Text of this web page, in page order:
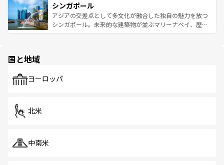
参照してほしい。
激する。気候は一年中温暖で、どの季節にも異なる楽しみ
が待っている。親しみやすいタイの人々、仏教を中心とし
た文化、そして多様な観光資源が、訪れる旅人を魅了し続
み、どこを訪れても感動するはず。観光スポットが密集し
ており、効率よく見どころを回れるのも魅力。息をのむよ
うな絶景から文化的な体験まで、香港を存分に楽しみ尽く
シンガポール
アジアの交差点として多文化が融合した独自の魅力を放つ
シンガポール。未来的な建築物が並ぶマリーナベイ、歴史
で、ホーカーズは地元の風情を楽しめる外せないスポット
国と地域
ヨーロッパ
北米
中南米